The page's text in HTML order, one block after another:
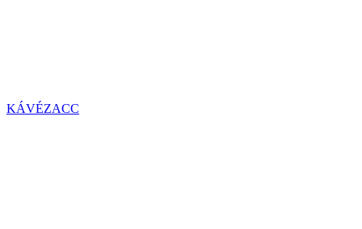
KÁVÉZACC